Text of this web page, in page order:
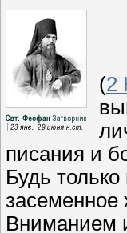
(2
писания и
Будь
засеменное
Вниманием